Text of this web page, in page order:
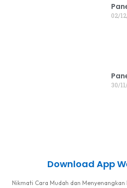
02/
30/
Download App
Nikmati Cara Mudah dan